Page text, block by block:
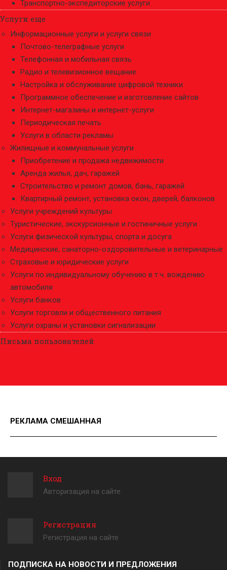
Транспортно-экспедиторские услуги
Услуги еще
Информационные услуги и услуги связи
Почтово-телеграфные услуги
Телефонная и мобильная связь
Радио и телевизионное вещание
Настройка и обслуживание цифровой техники
Программное обеспечение и изготовление сайтов
Интернет-магазины и интернет-услуги
Периодическая печать
Услуги в области рекламы
Жилищные и коммунальные услуги
Приобретение и продажа недвижимости
Аренда жилья, дач, гаражей
Строительство и ремонт домов, бань, гаражей
Квартирный ремонт, установка окон, дверей, балконов
Услуги учреждений культуры
Туристические, экскурсионные и гостиничные услуги
Услуги физической культуры, спорта и досуга
Медицинские, санаторно-оздоровительные и ветеринарные
Страховые и юридические услуги
Услуги по индивидуальному обучению в т.ч. вождению
автомобиля
Услуги банков
Услуги торговли и общественного питания
Услуги охраны и установки сигнализации
Письма пользователей
РЕКЛАМА СМЕШАННАЯ
Вход
Авторизация на сайте
Регистрация
Регистрация на сайте
ПОДПИСКА НА НОВОСТИ И ПРЕДЛОЖЕНИЯ